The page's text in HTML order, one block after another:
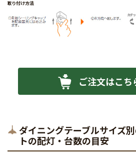
ご注文はこち
ダイニングテーブルサイズ
トの配灯・台数の目安